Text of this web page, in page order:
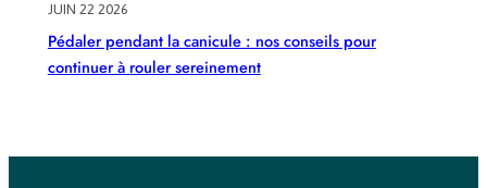
JUIN 22 2026
Pédaler pendant la canicule : nos conseils pour
continuer à rouler sereinement